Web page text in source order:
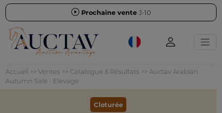
Prochaine vente J-10
Accueil >> Ventes>> Catalogue & Résultats>> Auctav Arabian
Autumn Sale - Elevage
Cloturée